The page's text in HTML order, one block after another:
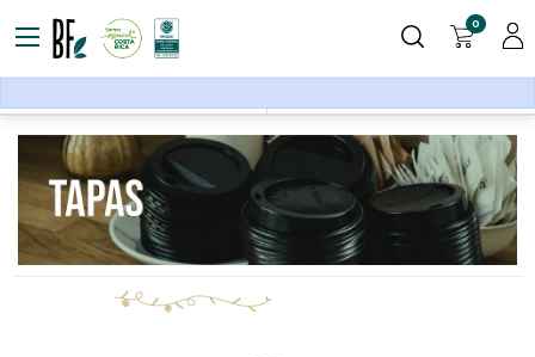
0
Empaque para alimentos